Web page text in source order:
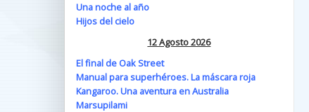
Una noche al año
Hijos del cielo
12 Agosto 2026
El final de Oak Street
Manual para superhéroes. La máscara roja
Kangaroo. Una aventura en Australia
Marsupilami